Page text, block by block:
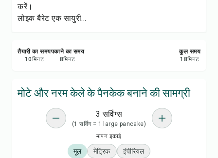
करें।
लोइक बैरेट एक सायुरी...
तैयारी का समय
10मिनट
पकाने का समय
8मिनट
कुल समय
18मिनट
मोटे और नरम केले के पैनकेक बनाने की सामग्री
3 सर्विंग्स
(1 सर्विंग = 1 large pancake)
मापन इकाई
मूल मेट्रिक इंपीरियल